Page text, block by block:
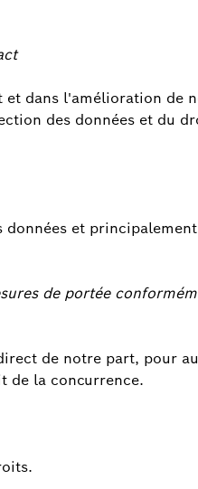
dans l'amélioration de
des données et du
données et
de portée
de notre part, pour
de la concurrence.